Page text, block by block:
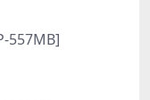
557MB]